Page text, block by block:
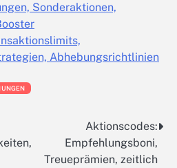
Sonderaktionen,
Abhebungsrichtlinien
Aktionscodes:
Empfehlungsboni,
Treueprämien, zeitlich